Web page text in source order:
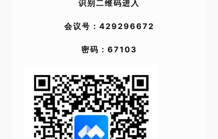
识别二维码进入
会议号：429296672
密码：67103